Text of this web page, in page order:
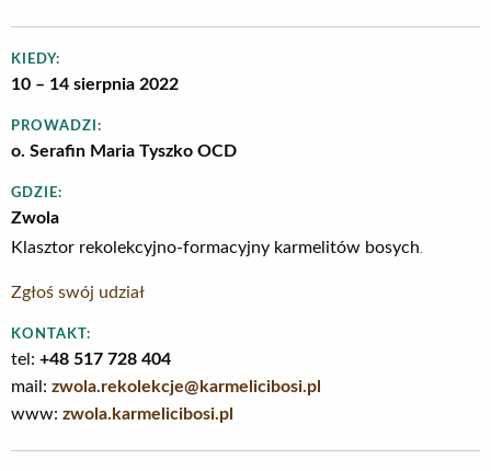
KIEDY:
10 – 14 sierpnia 2022
PROWADZI:
o. Serafin Maria Tyszko OCD
GDZIE:
Zwola
Klasztor rekolekcyjno-formacyjny karmelitów bosych
Zgłoś swój udział
KONTAKT:
tel: +48 517 728 404
mail: zwola.rekolekcje@karmelicibosi.pl
www: zwola.karmelicibosi.pl